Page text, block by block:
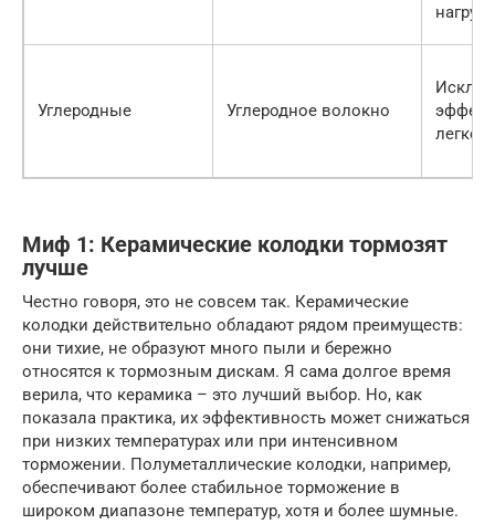
Углеродные Углеродное волокно
Миф 1: Керамические колодки тормозят
лучше
Честно говоря, это не совсем так. Керамические
колодки действительно обладают рядом преимуществ:
они тихие, не образуют много пыли и бережно
относятся к тормозным дискам. Я сама долгое время
верила, что керамика – это лучший выбор. Но, как
показала практика, их эффективность может снижаться
при низких температурах или при интенсивном
торможении. Полуметаллические колодки, например,
обеспечивают более стабильное торможение в
широком диапазоне температур, хотя и более шумные.